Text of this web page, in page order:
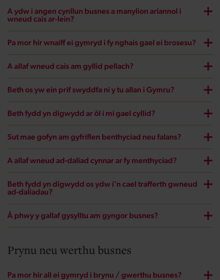
A ydw i angen cynllun busnes a manylion ariannol i
wneud cais ar-lein?
Pa mor hir wnaiff ei gymryd i fy nghais gael ei brosesu?
A allaf wneud cais am gyllid pellach?
Beth os yw ein prif swyddfa ni y tu allan i Gymru?
Beth fydd yn digwydd ar ôl i mi gael cyllid?
Sut mae gofyn am gyfriflen benthyciad neu falans?
A allaf wneud ad-daliad cynnar ar fy menthyciad?
Beth fydd yn digwydd os ydw i'n cael trafferth gwneud
ad-daliadau?
Â phwy y gallaf gysylltu am gyngor busnes?
Prynu neu werthu busnes
Pa mor hir all ei gymryd i brynu / gwerthu busnes?